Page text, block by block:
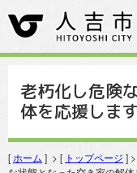
老朽化し危険
体を応援します
[ ホーム ] > [ トップページ ]